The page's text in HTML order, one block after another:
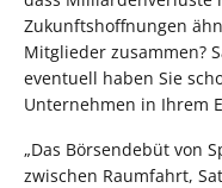
Zukunftshoffnungen
Mitglieder zusammen?
eventuell haben Sie
Unternehmen in Ihrem
„Das Börsendebüt von
zwischen Raumfahrt,